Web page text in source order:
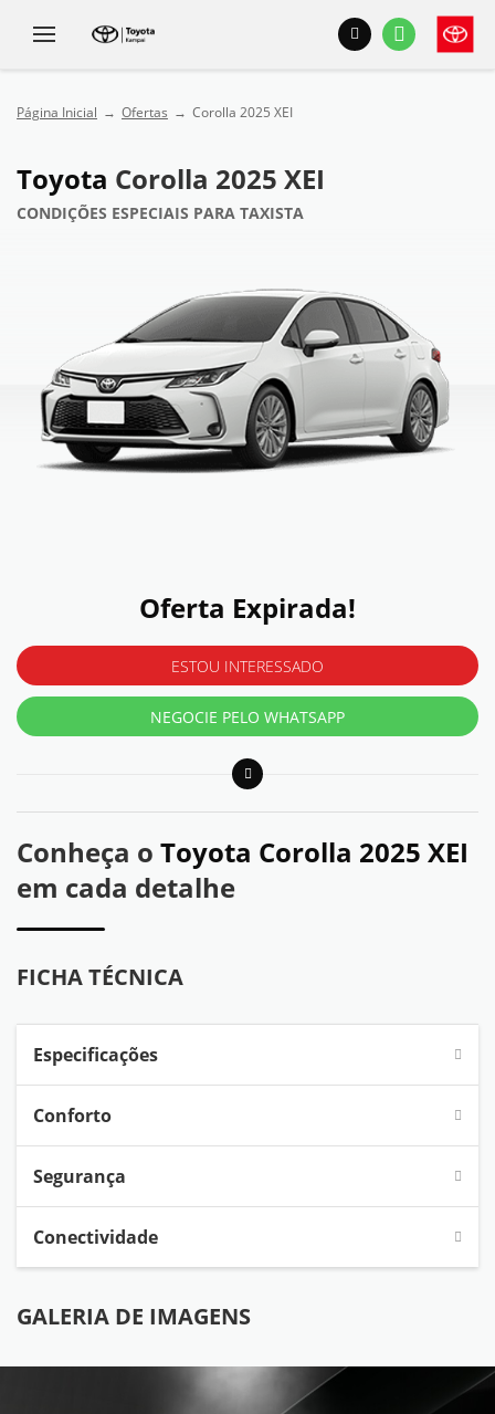
Página Inicial Ofertas Corolla 2025 XEI
Toyota Corolla 2025 XEI
CONDIÇÕES ESPECIAIS PARA TAXISTA
Oferta Expirada!
ESTOU INTERESSADO
NEGOCIE PELO WHATSAPP
Conheça o Toyota Corolla 2025 XEI
em cada detalhe
FICHA TÉCNICA
Especificações
Conforto
Segurança
Conectividade
GALERIA DE IMAGENS